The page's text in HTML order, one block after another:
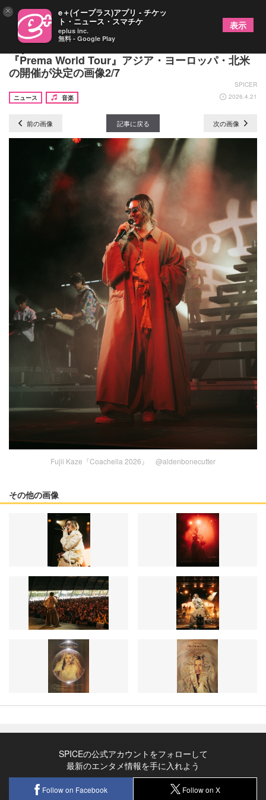
Fujii Kaze、国内ツアーのチケット情報を発表
『Prema World Tour』アジア・ヨーロッパ・北米
の開催が決定の画像2/7
SPICER
ニュース
音楽 2026.4.21
前の画像 記事に戻る 次の画像
Fujii Kaze『Coachella 2026』 @aldenbonecutter
その他の画像
SPICEの公式アカウントをフォローして
最新のエンタメ情報を手に入れよう
Follow on Facebook Follow on X
× e＋(イープラス)アプリ - チケッ
ト・ニュース・スマチケ
eplus inc.
無料 - Google Play
表示